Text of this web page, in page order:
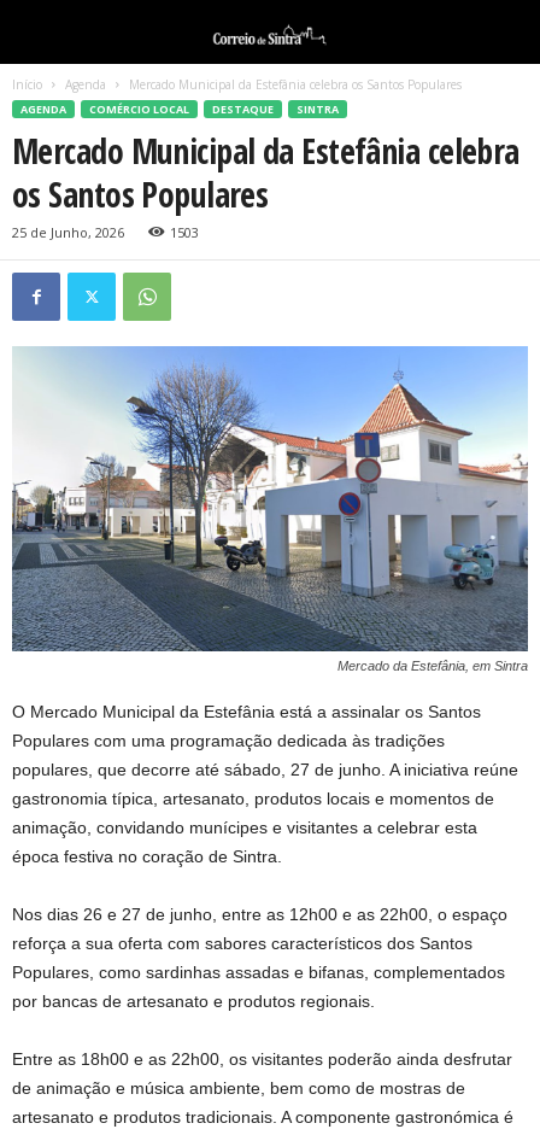
Início Agenda Mercado Municipal da Estefânia celebra os Santos Populares
AGENDA COMÉRCIO LOCAL DESTAQUE SINTRA
Mercado Municipal da Estefânia celebra
os Santos Populares
25 de Junho, 2026 1503
Mercado da Estefânia, em Sintra
O Mercado Municipal da Estefânia está a assinalar os Santos
Populares com uma programação dedicada às tradições
populares, que decorre até sábado, 27 de junho. A iniciativa reúne
gastronomia típica, artesanato, produtos locais e momentos de
animação, convidando munícipes e visitantes a celebrar esta
época festiva no coração de Sintra.
Nos dias 26 e 27 de junho, entre as 12h00 e as 22h00, o espaço
reforça a sua oferta com sabores característicos dos Santos
Populares, como sardinhas assadas e bifanas, complementados
por bancas de artesanato e produtos regionais.
Entre as 18h00 e as 22h00, os visitantes poderão ainda desfrutar
de animação e música ambiente, bem como de mostras de
artesanato e produtos tradicionais. A componente gastronómica é